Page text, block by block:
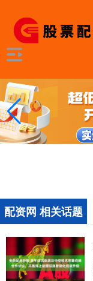
配资网 相关话题